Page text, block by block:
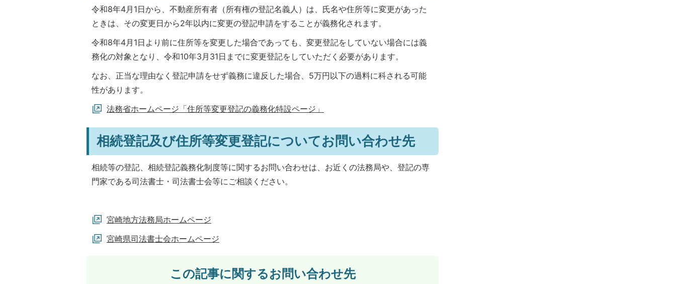
令和8年4月1日から、不動産所有者（所有権の登記名義人）は、氏名や住所等に変更があった
ときは、その変更日から2年以内に変更の登記申請をすることが義務化されます。
令和8年4月1日より前に住所等を変更した場合であっても、変更登記をしていない場合には義
務化の対象となり、令和10年3月31日までに変更登記をしていただく必要があります。
なお、正当な理由なく登記申請をせず義務に違反した場合、5万円以下の過料に科される可能
性があります。
法務省ホームページ「住所等変更登記の義務化特設ページ」
相続登記及び住所等変更登記についてお問い合わせ先
相続等の登記、相続登記義務化制度等に関するお問い合わせは、お近くの法務局や、登記の専
門家である司法書士・司法書士会等にご相談ください。
宮崎地方法務局ホームページ
宮崎県司法書士会ホームページ
この記事に関するお問い合わせ先